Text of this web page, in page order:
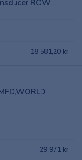
ROW
18 581,20 kr
29 971 kr